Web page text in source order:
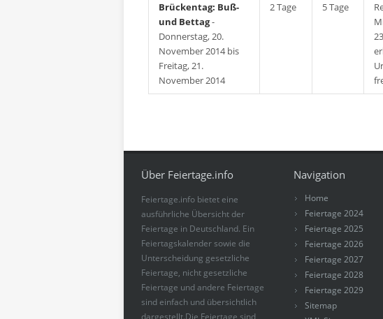
Brückentag: Buß-
und Bettag-
Donnerstag, 20.
November 2014 bis
Freitag, 21.
November 2014
2 Tage 5 Tage
Über Feiertage.info
Feiertage.info bietet eine
ausführliche Übersicht der
Feiertage in Deutschland. Ein
Feiertagskalender sowie die
Unterscheidung gesetzliche
Feiertage, nicht gesetzliche
Feiertage und andere Feiertage
sind einfach und übersichtlich
dargestellt.Die Feiertage sind
Navigation
Home
Feiertage 2024
Feiertage 2025
Feiertage 2026
Feiertage 2027
Feiertage 2028
Feiertage 2029
Sitemap